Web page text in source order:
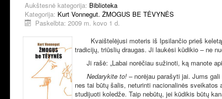
Aukštesnė kategorija: Biblioteka
Kategorija: Kurt Vonnegut. ŽMOGUS BE TĖVYNĖS
Paskelbta: 2009 m. kovo 1 d.
Kvaištelėjusi moteris iš Ipsilančio prieš
tradicijų, triūslių draugas. Ji laukėsi kūdikio – ne
Ji rašė: „Labai norėčiau sužinoti, ką manote
Nedarykite to! – norėjau parašyti jai. Jums
nes tai būtų šalis, neturinti nacionalinės
studijuoti koledže. Taip nebūtų, jei kūdikis būtų